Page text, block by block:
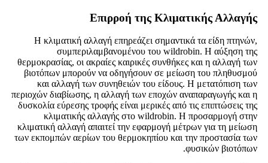
Επιρροή της Κλιματικής Αλλαγής
Η κλιματική αλλαγή επηρεάζει σημαντικά τα είδη πτηνών,
συμπεριλαμβανομένου του wildrobin. Η αύξηση της
θερμοκρασίας, οι ακραίες καιρικές συνθήκες και η αλλαγή των
βιοτόπων μπορούν να οδηγήσουν σε μείωση του πληθυσμού
και αλλαγή των συνηθειών του είδους. Η μετατόπιση των
περιοχών διαβίωσης, η αλλαγή των εποχών αναπαραγωγής και η
δυσκολία εύρεσης τροφής είναι μερικές από τις επιπτώσεις της
κλιματικής αλλαγής στο wildrobin. Η προσαρμογή στην
κλιματική αλλαγή απαιτεί την εφαρμογή μέτρων για τη μείωση
των εκπομπών αερίων του θερμοκηπίου και την προστασία των
φυσικών βιοτόπων.